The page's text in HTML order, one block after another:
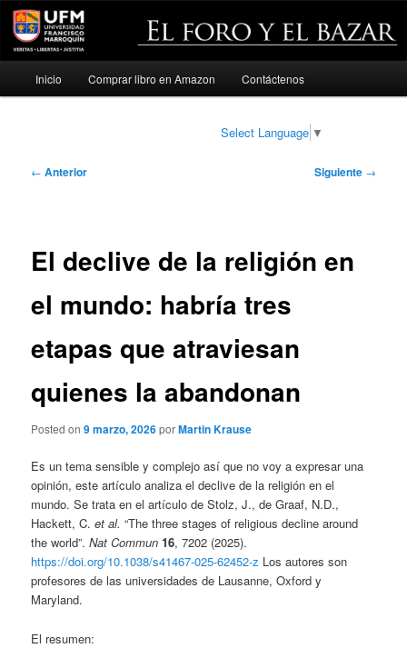
Ir
Inicio Comprar libro en Amazon Contáctenos
Select Language ▼
Navegación
← Anterior Siguiente →
El declive de la religión en
el mundo: habría tres
etapas que atraviesan
quienes la abandonan
Posted on9 marzo, 2026porMartin Krause
Es un tema sensible y complejo así que no voy a expresar una
opinión, este artículo analiza el declive de la religión en el
mundo. Se trata en el artículo de Stolz, J., de Graaf, N.D.,
Hackett, C.et al. “The three stages of religious decline around
the world”.Nat Commun 16, 7202 (2025).
https://doi.org/10.1038/s41467-025-62452-z Los autores son
profesores de las universidades de Lausanne, Oxford y
Maryland.
El resumen: